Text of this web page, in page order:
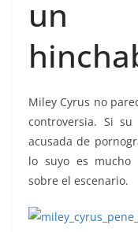
un
Miley Cyrus no
controversia. Si
acusada de
lo suyo es mucho
sobre el escenario.